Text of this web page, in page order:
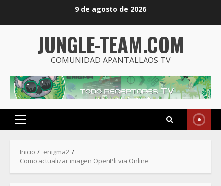
9 de agosto de 2026
JUNGLE-TEAM.COM
COMUNIDAD APANTALLAOS TV
Menú
Inicio
enigma2
Como actualizar imagen OpenPli via Online